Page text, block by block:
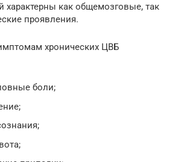
характерны как общемозговые, так
проявления.
хронических ЦВБ
боли;